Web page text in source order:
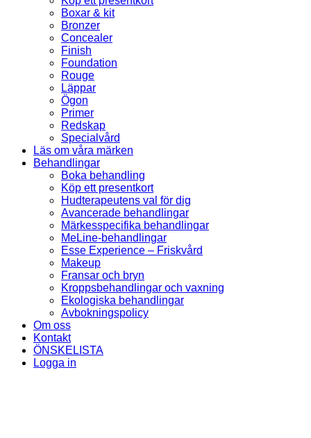
Boxar & kit
Bronzer
Concealer
Finish
Foundation
Rouge
Läppar
Ögon
Primer
Redskap
Specialvård
Läs om våra märken
Behandlingar
Boka behandling
Köp ett presentkort
Hudterapeutens val för dig
Avancerade behandlingar
Märkesspecifika behandlingar
MeLine-behandlingar
Esse Experience – Friskvård
Makeup
Fransar och bryn
Kroppsbehandlingar och vaxning
Ekologiska behandlingar
Avbokningspolicy
Om oss
Kontakt
ÖNSKELISTA
Logga in